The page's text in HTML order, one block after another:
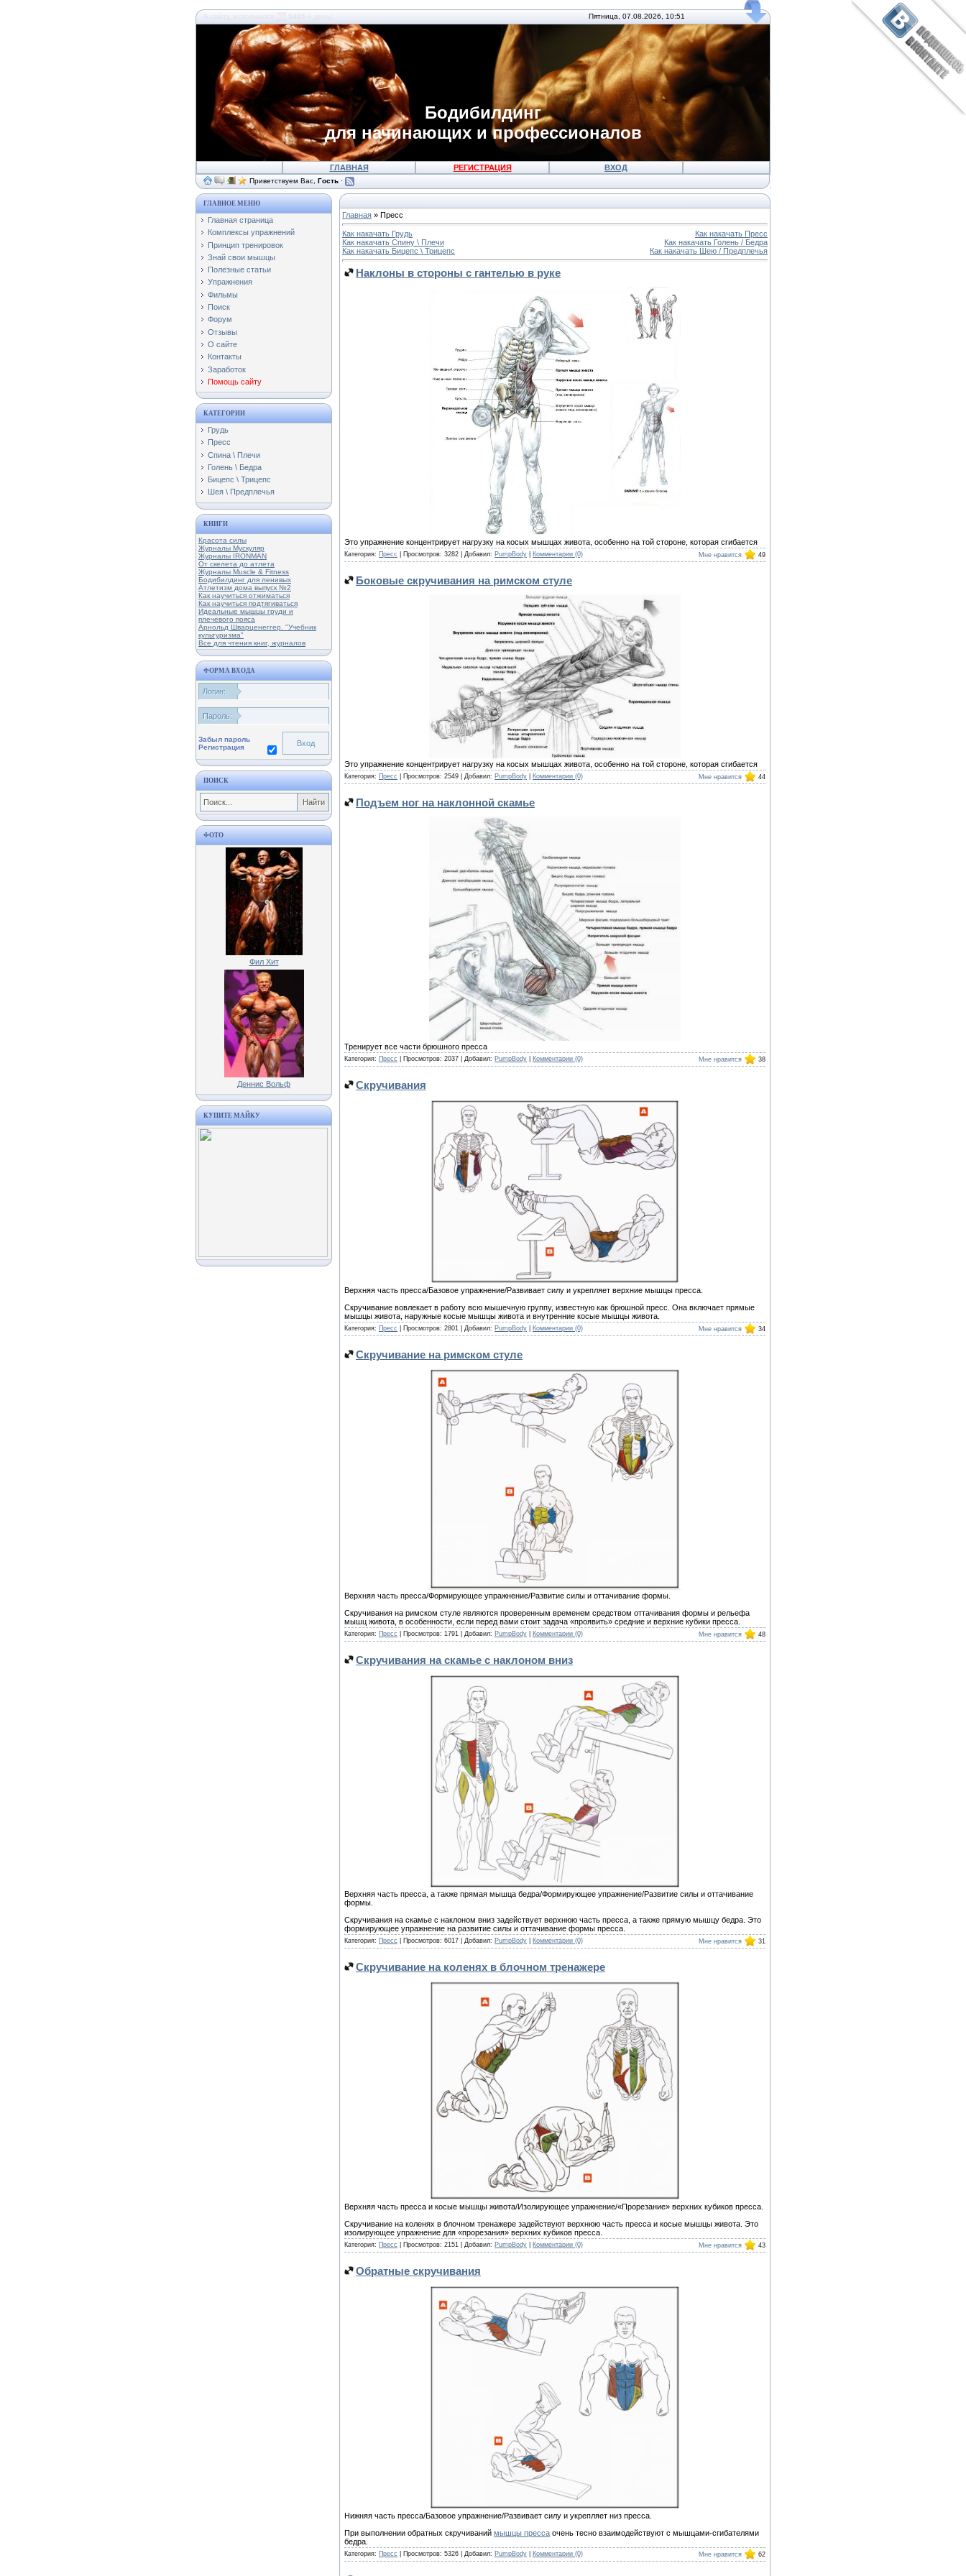
Пятница, 07.08.2026, 10:51
5495
Бодибилдинг
для начинающих и профессионалов
ГЛАВНАЯ РЕГИСТРАЦИЯ ВХОД
Приветствуем Вас, Гость ·
ГЛАВНОЕ МЕНЮ
Главная страница
Комплексы упражнений
Принцип тренировок
Знай свои мышцы
Полезные статьи
Упражнения
Фильмы
Поиск
Форум
Отзывы
О сайте
Контакты
Заработок
Помощь сайту
КАТЕГОРИИ
Грудь
Пресс
Спина \ Плечи
Голень \ Бедра
Бицепс \ Трицепс
Шея \ Предплечья
КНИГИ
Красота силы
Журналы Мускуляр
Журналы IRONMAN
От скелета до атлета
Журналы Muscle & Fitness
Бодибилдинг для ленивых
Атлетизм дома выпуск №2
Как научиться отжиматься
Как научиться подтягиваться
Идеальные мышцы груди и
плечевого пояса
Арнольд Шварценеггер. "Учебник
культуризма"
Все для чтения книг, журналов
ФОРМА ВХОДА
Логин:
Пароль:
Забыл пароль
Регистрация
ПОИСК
ФОТО
Фил Хит
Деннис Вольф
КУПИТЕ МАЙКУ
Главная » Пресс
Как накачать Пресс
Как накачать Грудь
Как накачать Голень / Бедра
Как накачать Спину \ Плечи
Как накачать Шею / Предплечья
Как накачать Бицепс \ Трицепс
Наклоны в стороны с гантелью в руке
Это упражнение концентрирует нагрузку на косых мышцах живота, особенно на той стороне, которая сгибается
Мне нравится 49
Категория: Пресс | Просмотров: 3282 | Добавил: PumpBody Комментарии (0)
Боковые скручивания на римском стуле
Это упражнение концентрирует нагрузку на косых мышцах живота, особенно на той стороне, которая сгибается
Мне нравится 44
Категория: Пресс | Просмотров: 2549 | Добавил: PumpBody Комментарии (0)
Подъем ног на наклонной скамье
Тренирует все части брюшного пресса
Мне нравится 38
Категория: Пресс | Просмотров: 2037 | Добавил: PumpBody Комментарии (0)
Скручивания
Верхняя часть пресса/Базовое упражнение/Развивает силу и укрепляет верхние мышцы пресса.
Скручивание вовлекает в работу всю мышечную группу, известную как брюшной пресс. Она включает прямые
мышцы живота, наружные косые мышцы живота и внутренние косые мышцы живота.
Мне нравится 34
Категория: Пресс | Просмотров: 2801 | Добавил: PumpBody Комментарии (0)
Скручивание на римском стуле
Верхняя часть пресса/Формирующее упражнение/Развитие силы и оттачивание формы.
Скручивания на римском стуле являются проверенным временем средством оттачивания формы и рельефа
мышц живота, в особенности, если перед вами стоит задача «проявить» средние и верхние кубики пресса.
Мне нравится 48
Категория: Пресс | Просмотров: 1791 | Добавил: PumpBody Комментарии (0)
Скручивания на скамье с наклоном вниз
Верхняя часть пресса, а также прямая мышца бедра/Формирующее упражнение/Развитие силы и оттачивание
формы.
Скручивания на скамье с наклоном вниз задействует верхнюю часть пресса, а также прямую мышцу бедра. Это
формирующее упражнение на развитие силы и оттачивание формы пресса.
Мне нравится 31
Категория: Пресс | Просмотров: 6017 | Добавил: PumpBody Комментарии (0)
Скручивание на коленях в блочном тренажере
Верхняя часть пресса и косые мышцы живота/Изолирующее упражнение/«Прорезание» верхних кубиков пресса.
Скручивание на коленях в блочном тренажере задействуют верхнюю часть пресса и косые мышцы живота. Это
изолирующее упражнение для «прорезания» верхних кубиков пресса.
Мне нравится 43
Категория: Пресс | Просмотров: 2151 | Добавил: PumpBody Комментарии (0)
Обратные скручивания
Нижняя часть пресса/Базовое упражнение/Развивает силу и укрепляет низ пресса.
При выполнении обратных скручиваний мышцы пресса очень тесно взаимодействуют с мышцами-сгибателями
бедра.
Мне нравится 62
Категория: Пресс | Просмотров: 5326 | Добавил: PumpBody Комментарии (0)